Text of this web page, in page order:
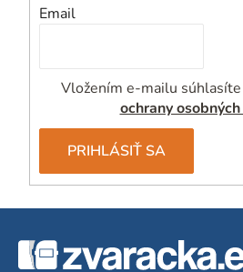
ý
i
s
u
Email
Vložením e-mailu súhlasíte
ochrany
PRIHLÁSIŤ SA